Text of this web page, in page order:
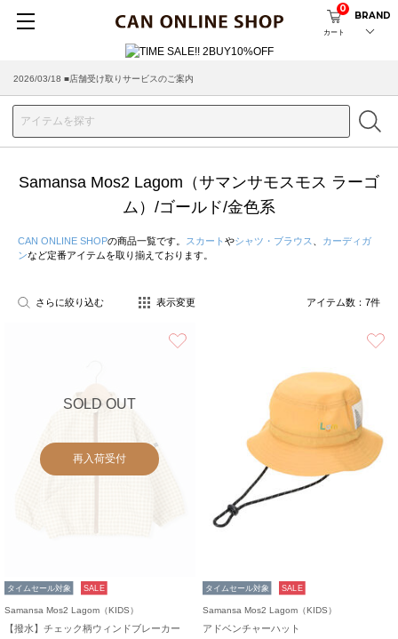
カート
0
BRAND
2026/03/18 ■店舗受け取りサービスのご案内
Samansa Mos2 Lagom（サマンサモスモス ラーゴ
ム）/ゴールド/金色系
CAN ONLINE SHOPの商品一覧です。 スカート やシャツ・ブラウス
カーディガ
ンなど定番アイテムを取り揃えております。
さらに絞り込む 表示変更 アイテム数： 7件
SOLD OUT
再入荷受付
タイムセール対象 SALE
Samansa Mos2 Lagom（KIDS）
【撥水】チェック柄ウィンドブレーカー
タイムセール対象 SALE
Samansa Mos2 Lagom（KIDS）
アドベンチャーハット